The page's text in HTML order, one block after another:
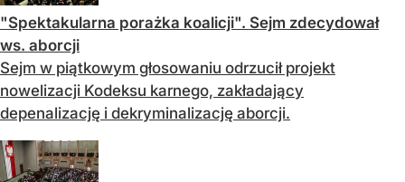
"Spektakularna porażka koalicji". Sejm zdecydował
ws. aborcji
Sejm w piątkowym głosowaniu odrzucił projekt
nowelizacji Kodeksu karnego, zakładający
depenalizację i dekryminalizację aborcji.